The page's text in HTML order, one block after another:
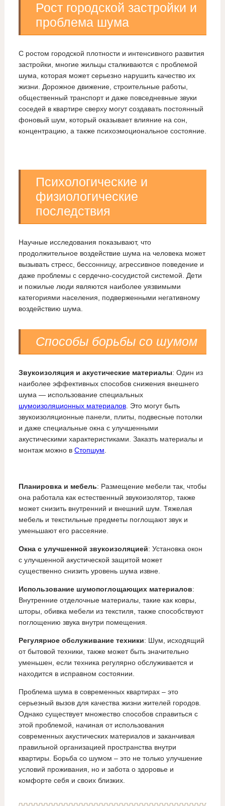
Рост городской застройки и
проблема шума
С ростом городской плотности и интенсивного развития
застройки, многие жильцы сталкиваются с проблемой
шума, которая может серьезно нарушить качество их
жизни. Дорожное движение, строительные работы,
общественный транспорт и даже повседневные звуки
соседей в квартире сверху могут создавать постоянный
фоновый шум, который оказывает влияние на сон,
концентрацию, а также психоэмоциональное состояние.
Психологические и
физиологические
последствия
Научные исследования показывают, что
продолжительное воздействие шума на человека может
вызывать стресс, бессонницу, агрессивное поведение и
даже проблемы с сердечно-сосудистой системой. Дети
и пожилые люди являются наиболее уязвимыми
категориями населения, подверженными негативному
воздействию шума.
Способы борьбы со шумом
Звукоизоляция и акустические материалы: Один из
наиболее эффективных способов снижения внешнего
шума — использование специальных
шумоизоляционных материалов. Это могут быть
звукоизоляционные панели, плиты, подвесные потолки
и даже специальные окна с улучшенными
акустическими характеристиками. Заказть материалы и
монтаж можно в Стопшум.
Планировка и мебель: Размещение мебели так, чтобы
она работала как естественный звукоизолятор, также
может снизить внутренний и внешний шум. Тяжелая
мебель и текстильные предметы поглощают звук и
уменьшают его рассеяние.
Окна с улучшенной звукоизоляцией: Установка окон
с улучшенной акустической защитой может
существенно снизить уровень шума извне.
Использование шумопоглощающих материалов:
Внутренние отделочные материалы, такие как ковры,
шторы, обивка мебели из текстиля, также способствуют
поглощению звука внутри помещения.
Регулярное обслуживание техники: Шум, исходящий
от бытовой техники, также может быть значительно
уменьшен, если техника регулярно обслуживается и
находится в исправном состоянии.
Проблема шума в современных квартирах – это
серьезный вызов для качества жизни жителей городов.
Однако существует множество способов справиться с
этой проблемой, начиная от использования
современных акустических материалов и заканчивая
правильной организацией пространства внутри
квартиры. Борьба со шумом – это не только улучшение
условий проживания, но и забота о здоровье и
комфорте себя и своих близких.